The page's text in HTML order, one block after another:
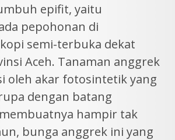
epifit, yaitu
pepohonan di
semi-terbuka dekat
Aceh. Tanaman anggrek
oleh akar fotosintetik yang
dengan batang
hampir tak
bunga anggrek ini yang